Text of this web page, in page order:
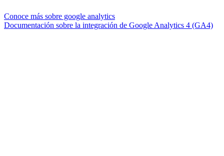
Conoce más sobre google analytics
Documentación sobre la integración de Google Analytics 4 (GA4)